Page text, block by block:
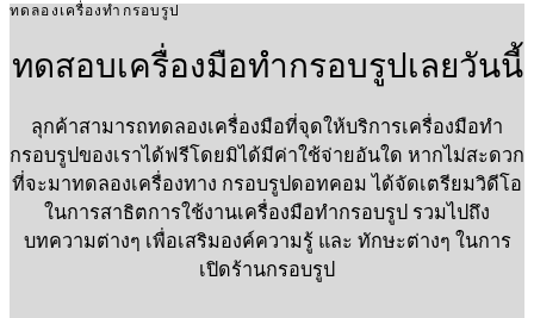
ทดลองเครื่องทำกรอบรูป
ทดสอบเครื่องมือทำกรอบรูปเลยวันนี้
ลุกค้าสามารถทดลองเครื่องมือที่จุดให้บริการเครื่องมือทำ
กรอบรูปของเราได้ฟรีโดยมิได้มีค่าใช้จ่ายอันใด หากไม่สะดวก
ที่จะมาทดลองเครื่องทาง กรอบรูปดอทคอม ได้จัดเตรียมวิดีโอ
ในการสาธิตการใช้งานเครื่องมือทำกรอบรูป รวมไปถึง
บทความต่างๆ เพื่อเสริมองค์ความรู้ และ ทักษะต่างๆ ในการ
เปิดร้านกรอบรูป